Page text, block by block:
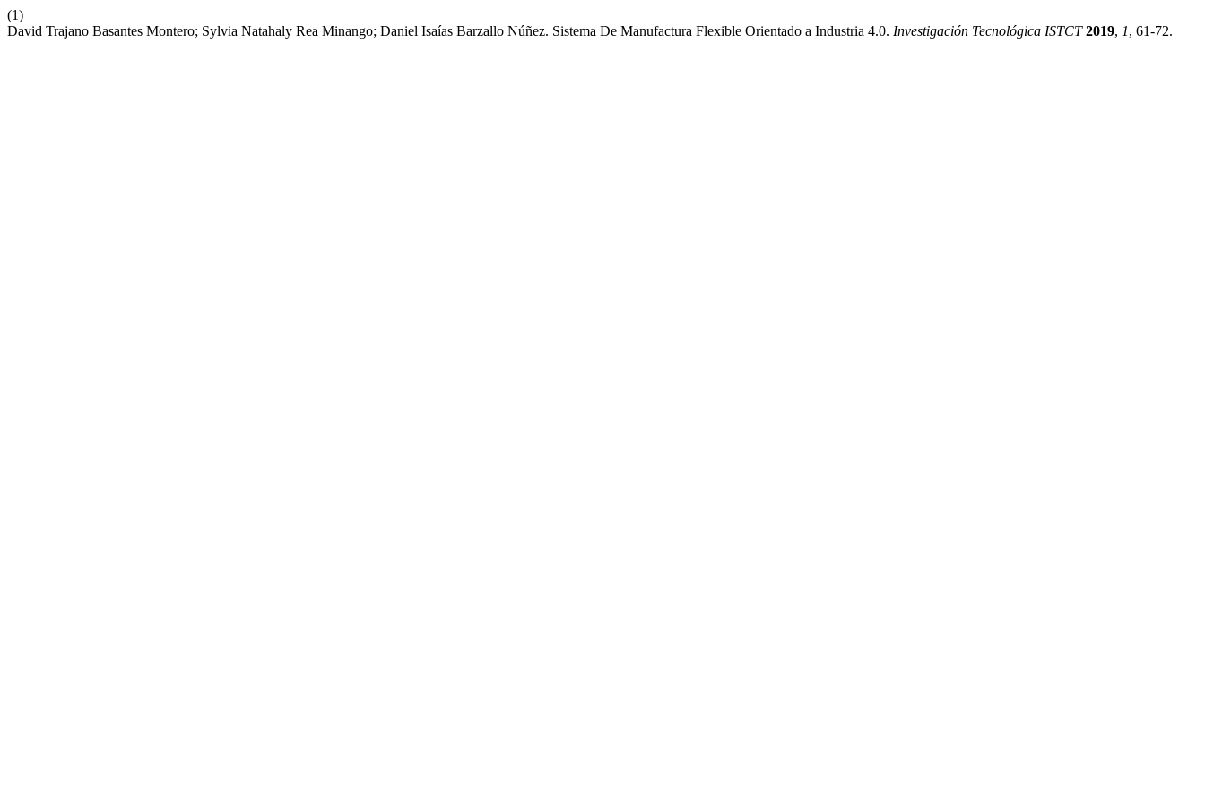
(1)
David Trajano Basantes Montero; Sylvia Natahaly Rea Minango; Daniel Isaías Barzallo Núñez. Sistema De Manufactura Flexible Orientado a Industria 4.0. Investigación Tecnológica ISTCT 2019, 1, 61-72.